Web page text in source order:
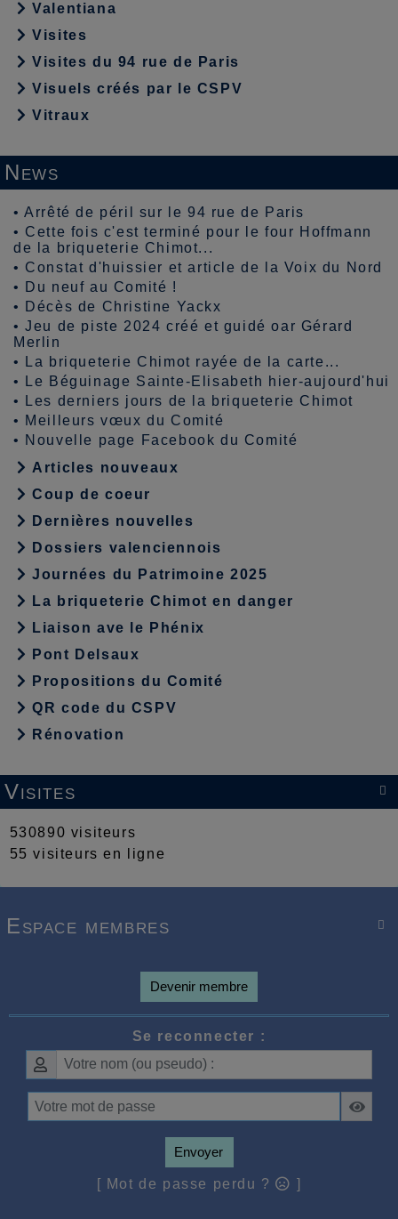
Valentiana
Visites
Visites du 94 rue de Paris
Visuels créés par le CSPV
Vitraux
News
•Arrêté de péril sur le 94 rue de Paris
• Cette fois c'est terminé pour le four Hoffmann
de la briqueterie Chimot...
• Constat d'huissier et article de la Voix du Nord
•
Du neuf au Comité !
•
Décès de Christine Yackx
•Jeu de piste 2024 créé et guidé oar Gérard
Merlin
•
La briqueterie Chimot rayée de la carte...
•
Le Béguinage Sainte-Elisabeth hier-aujourd'hui
•
Les derniers jours de la briqueterie Chimot
• Meilleurs vœux du Comité
• Nouvelle page Facebook du Comité
Articles nouveaux
Coup de coeur
Dernières nouvelles
Dossiers valenciennois
Journées du Patrimoine 2025
La briqueterie Chimot en danger
Liaison ave le Phénix
Pont Delsaux
Propositions du Comité
QR code du CSPV
Rénovation

Visites
530890 visiteurs
55 visiteurs en ligne

Espace membres
Devenir membre
Se reconnecter :
Envoyer
[ Mot de passe perdu ? ]